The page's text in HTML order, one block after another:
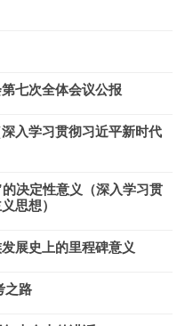
七次全体会议公报
入学习贯彻习近平新时代
决定性意义（深入学习贯
思想）
展史上的里程碑意义
之路